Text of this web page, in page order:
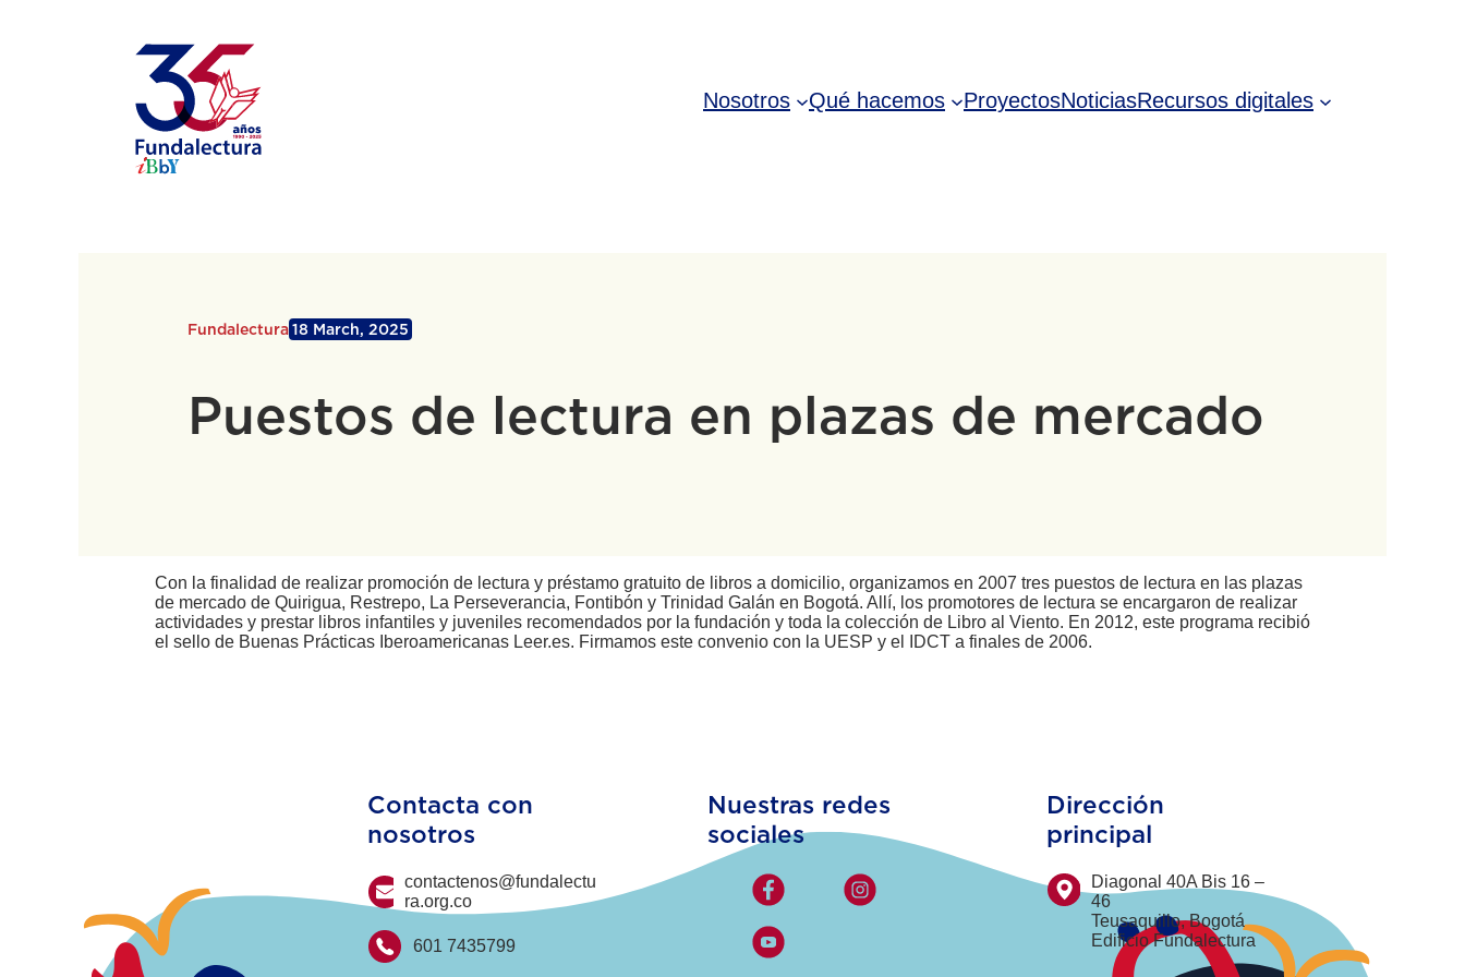
Nosotros Qué hacemos ProyectosNoticiasRecursos digitales
Fundalectura18 March, 2025
Puestos de lectura en plazas de mercado
Con la finalidad de realizar promoción de lectura y préstamo gratuito de libros a domicilio, organizamos en 2007 tres puestos de lectura en las plazas
de mercado de Quirigua, Restrepo, La Perseverancia, Fontibón y Trinidad Galán en Bogotá. Allí, los promotores de lectura se encargaron de realizar
actividades y prestar libros infantiles y juveniles recomendados por la fundación y toda la colección de Libro al Viento. En 2012, este programa recibió
el sello de Buenas Prácticas Iberoamericanas Leer.es. Firmamos este convenio con la UESP y el IDCT a finales de 2006.
Contacta con
nosotros
contactenos@fundalectu
ra.org.co
601 7435799
Nuestras redes
sociales
Dirección
principal
Diagonal 40A Bis 16 –
46
Teusaquillo, Bogotá
Edificio Fundalectura